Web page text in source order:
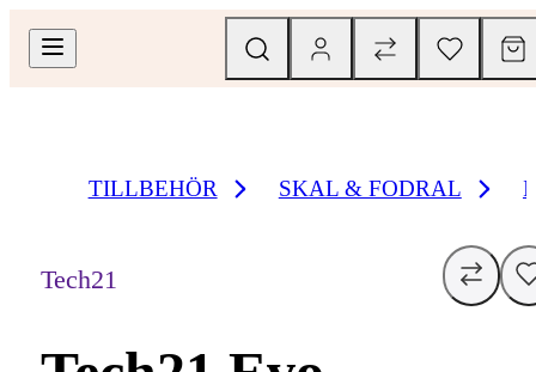
TILLBEHÖR SKAL & FODRAL
Tech21